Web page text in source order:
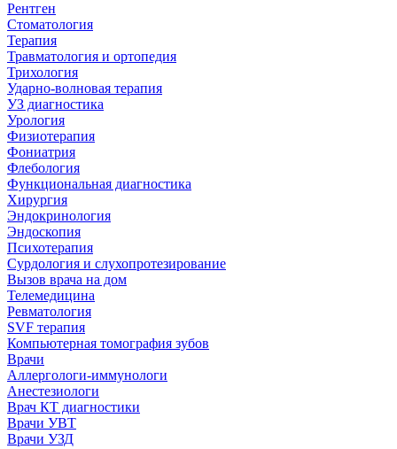
Рентген
Стоматология
Терапия
Травматология и ортопедия
Трихология
Ударно-волновая терапия
УЗ диагностика
Урология
Физиотерапия
Фониатрия
Флебология
Функциональная диагностика
Хирургия
Эндокринология
Эндоскопия
Психотерапия
Сурдология и слухопротезирование
Вызов врача на дом
Телемедицина
Ревматология
SVF терапия
Компьютерная томография зубов
Врачи
Аллергологи-иммунологи
Анестезиологи
Врач КТ диагностики
Врачи УВТ
Врачи УЗД